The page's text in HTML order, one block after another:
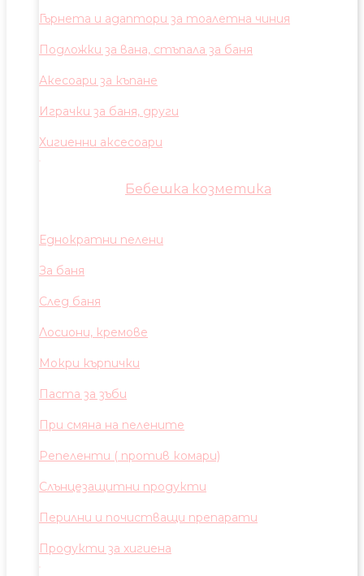
Гърнета и адаптори за тоалетна чиния
Подложки за вана, стъпала за баня
Акесоари за къпане
Играчки за баня, други
Хигиенни аксесоари
Бебешка козметика
Еднократни пелени
За баня
След баня
Лосиони, кремове
Мокри кърпички
Паста за зъби
При смяна на пелените
Репеленти ( против комари)
Слънцезащитни продукти
Перилни и почистващи препарати
Продукти за хигиена